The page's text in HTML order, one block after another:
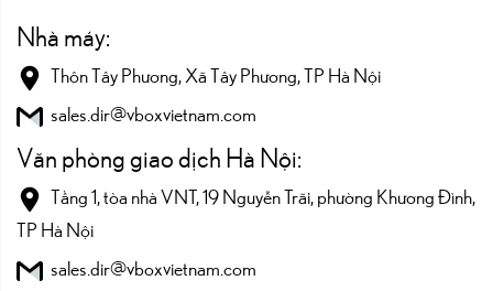
Nhà máy:
Thôn Tây Phương, Xã Tây Phương, TP Hà Nội
sales.dir@vboxvietnam.com
Văn phòng giao dịch Hà Nội:
Tầng 1, tòa nhà VNT, 19 Nguyễn Trãi, phường Khương Đình,
TP Hà Nội
sales.dir@vboxvietnam.com